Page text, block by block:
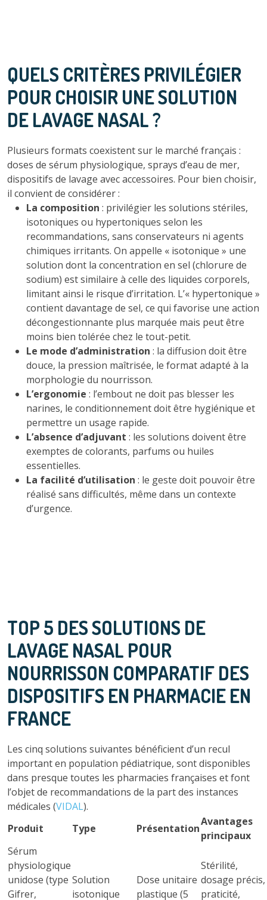
QUELS CRITÈRES PRIVILÉGIER
POUR CHOISIR UNE SOLUTION
DE LAVAGE NASAL ?
Plusieurs formats coexistent sur le marché français :
doses de sérum physiologique, sprays d’eau de mer,
dispositifs de lavage avec accessoires. Pour bien choisir,
il convient de considérer :
La composition : privilégier les solutions stériles,
isotoniques ou hypertoniques selon les
recommandations, sans conservateurs ni agents
chimiques irritants. On appelle « isotonique » une
solution dont la concentration en sel (chlorure de
sodium) est similaire à celle des liquides corporels,
limitant ainsi le risque d’irritation. L’« hypertonique »
contient davantage de sel, ce qui favorise une action
décongestionnante plus marquée mais peut être
moins bien tolérée chez le tout-petit.
Le mode d’administration : la diffusion doit être
douce, la pression maîtrisée, le format adapté à la
morphologie du nourrisson.
L’ergonomie : l’embout ne doit pas blesser les
narines, le conditionnement doit être hygiénique et
permettre un usage rapide.
L’absence d’adjuvant : les solutions doivent être
exemptes de colorants, parfums ou huiles
essentielles.
La facilité d’utilisation : le geste doit pouvoir être
réalisé sans difficultés, même dans un contexte
d’urgence.
TOP 5 DES SOLUTIONS DE
LAVAGE NASAL POUR
NOURRISSON COMPARATIF DES
DISPOSITIFS EN PHARMACIE EN
FRANCE
Les cinq solutions suivantes bénéficient d’un recul
important en population pédiatrique, sont disponibles
dans presque toutes les pharmacies françaises et font
l’objet de recommandations de la part des instances
médicales (VIDAL).
Produit
Type Présentation
Avantages
principaux
Sérum
physiologique
unidose (type
Gifrer,
Solution
isotonique
Dose unitaire
plastique (5
Stérilité,
dosage précis,
praticité,